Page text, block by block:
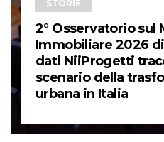
STORIE
2° Osservatorio sul
Immobiliare 2026
dati NiiProgetti
scenario della
urbana in Italia